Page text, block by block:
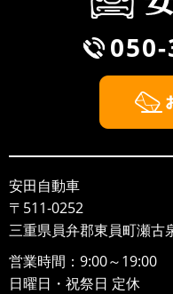
安田自動車
〒511-0252
三重県員弁郡東員町瀬古
営業時間：9:00～19:00
日曜日・祝祭日 定休